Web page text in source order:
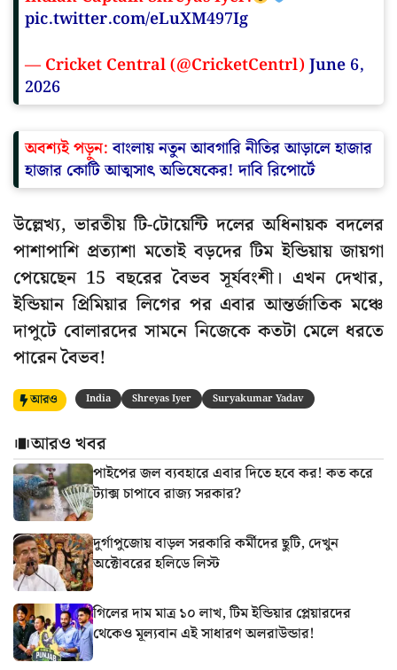
pic.twitter.com/eLuXM497Ig
— Cricket Central (@CricketCentrl) June 6,
2026
অবশ্যই পড়ুন:বাংলায় নতুন আবগারি নীতির আড়ালে হাজার
হাজার কোটি আত্মসাৎ অভিষেকের! দাবি রিপোর্টে
উল্লেখ্য, ভারতীয় টি-টোয়েন্টি দলের অধিনায়ক বদলের
পাশাপাশি প্রত্যাশা মতোই বড়দের টিম ইন্ডিয়ায় জায়গা
পেয়েছেন 15 বছরের বৈভব সূর্যবংশী। এখন দেখার,
ইন্ডিয়ান প্রিমিয়ার লিগের পর এবার আন্তর্জাতিক মঞ্চে
দাপুটে বোলারদের সামনে নিজেকে কতটা মেলে ধরতে
পারেন বৈভব!
আরও India Shreyas Iyer Suryakumar Yadav
আরও খবর
পাইপের জল ব্যবহারে এবার দিতে হবে কর! কত করে
ট্যাক্স চাপাবে রাজ্য সরকার?
দুর্গাপুজোয় বাড়ল সরকারি কর্মীদের ছুটি, দেখুন
অক্টোবরের হলিডে লিস্ট
গিলের দাম মাত্র ১০ লাখ, টিম ইন্ডিয়ার প্লেয়ারদের
থেকেও মূল্যবান এই সাধারণ অলরাউন্ডার!